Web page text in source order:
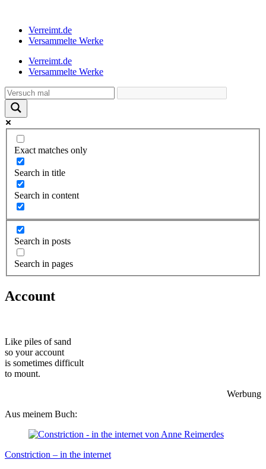
Verreimt.de
Versammelte Werke
Verreimt.de
Versammelte Werke
Exact matches only
Search in title
Search in content
Search in posts
Search in pages
Account
Like piles of sand
so your account
is sometimes difficult
to mount.
Werbung
Aus meinem Buch:
Constriction – in the internet